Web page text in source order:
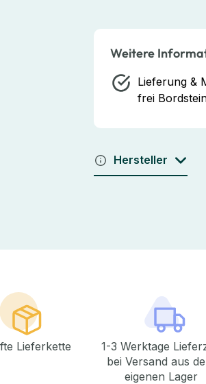
Weitere
Lieferung &
frei
Hersteller
Lieferkette
1-3 Werktage
bei Versand aus
eigenen Lager